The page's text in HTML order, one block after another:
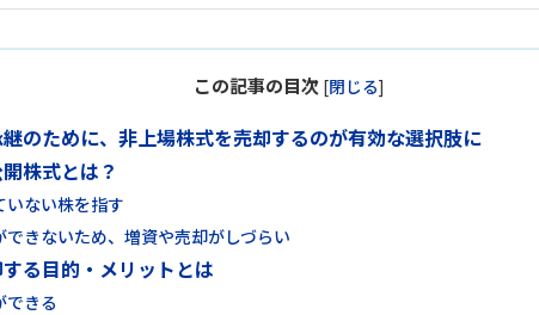
この記事の目次 [閉じる]
のために、非上場株式を売却するのが有効な選択肢に
株式とは？
いない株を指す
きないため、増資や売却がしづらい
る目的・メリットとは
できる